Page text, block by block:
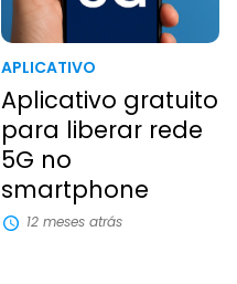
APLICATIVO
Aplicativo gratuito
para liberar rede
5G no
smartphone
12 meses atrás